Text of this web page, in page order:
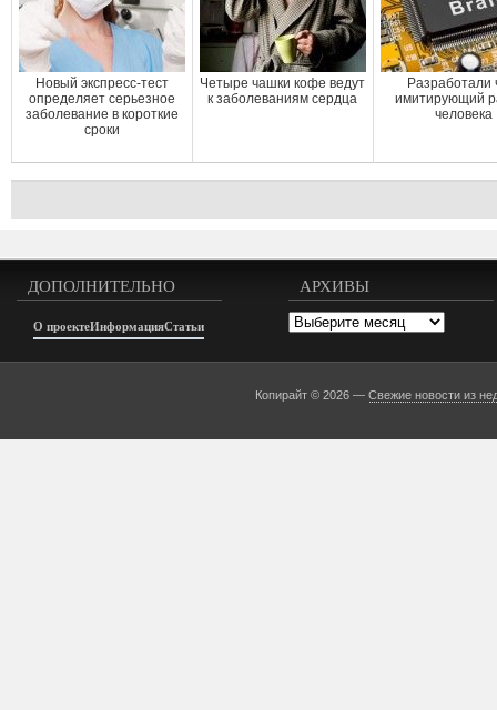
Новый экспресс-тест
определяет серьезное
заболевание в короткие
сроки
Четыре чашки кофе ведут
к заболеваниям сердца
Разработали
имитирующий
человека
ДОПОЛНИТЕЛЬНО
О проектеИнформацияСтатьи
АРХИВЫ
Архивы
Копирайт © 2026 —Свежие новости из